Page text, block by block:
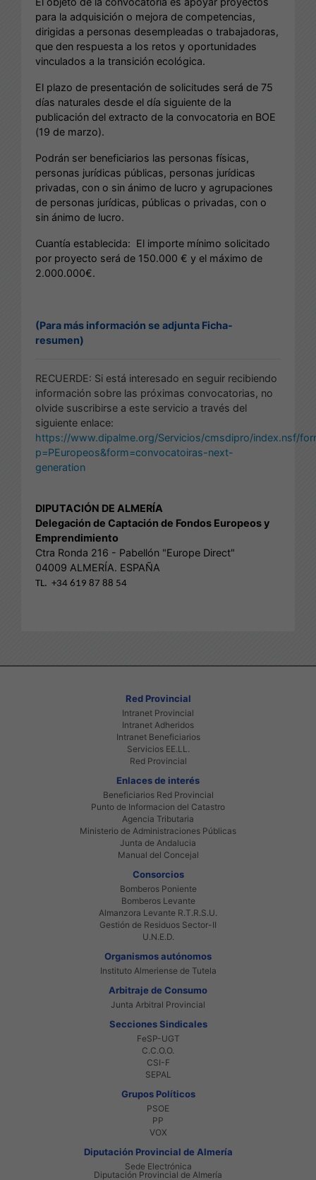
para la adquisición o mejora de competencias,
dirigidas a personas desempleadas o trabajadoras,
que den respuesta a los retos y oportunidades
vinculados a la transición ecológica.
El plazo de presentación de solicitudes será de 75
días naturales desde el día siguiente de la
publicación del extracto de la convocatoria en BOE
(19 de marzo).
Podrán ser beneficiarios las personas físicas,
personas jurídicas públicas, personas jurídicas
privadas, con o sin ánimo de lucro y agrupaciones
de personas jurídicas, públicas o privadas, con o
sin ánimo de lucro.
Cuantía establecida: El importe mínimo solicitado
por proyecto será de 150.000 € y el máximo de
2.000.000€.
(Para más información se adjunta Ficha-
resumen)
RECUERDE: Si está interesado en seguir recibiendo
información sobre las próximas convocatorias, no
olvide suscribirse a este servicio a través del
siguiente enlace:
https://www.dipalme.org/Servicios/cmsdipro/index.nsf/
p=PEuropeos&form=convocatoiras-next-
generation
DIPUTACIÓN DE ALMERÍA
Delegación de Captación de Fondos Europeos y
Emprendimiento
Ctra Ronda 216 - Pabellón "Europe Direct"
04009 ALMERÍA. ESPAÑA
TL. +34 619 87 88 54
Red Provincial
Intranet Provincial
Intranet Adheridos
Intranet Beneficiarios
Servicios EE.LL.
Red Provincial
Enlaces de interés
Beneficiarios Red Provincial
Punto de Informacion del Catastro
Agencia Tributaria
Ministerio de Administraciones Públicas
Junta de Andalucia
Manual del Concejal
Consorcios
Bomberos Poniente
Bomberos Levante
Almanzora Levante R.T.R.S.U.
Gestión de Residuos Sector-II
U.N.E.D.
Organismos autónomos
Instituto Almeriense de Tutela
Arbitraje de Consumo
Junta Arbitral Provincial
Secciones Sindicales
FeSP-UGT
C.C.O.O.
CSI-F
SEPAL
Grupos Políticos
PSOE
PP
VOX
Diputación Provincial de Almería
Sede Electrónica
Diputación Provincial de Almería